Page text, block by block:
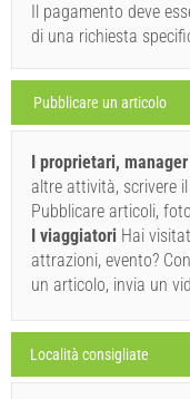
Il pagamento deve
di una richiesta
Pubblicare un articolo
I proprietari,
altre attività, scrivere
Pubblicare articoli,
I viaggiatori Hai
attrazioni, evento?
un articolo, invia un
Località consigliate